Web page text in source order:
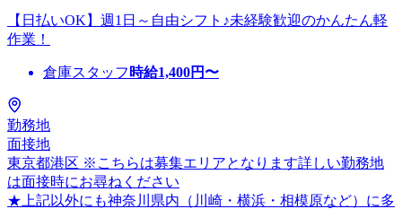
【日払いOK】週1日～自由シフト♪未経験歓迎のかんたん軽
作業！
倉庫スタッフ 時給1,400円〜
勤務地
面接地
東京都港区 ※こちらは募集エリアとなります詳しい勤務地
は面接時にお尋ねください
★上記以外にも神奈川県内（川崎・横浜・相模原など）に多